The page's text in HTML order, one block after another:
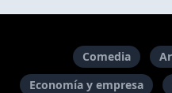
Comedia
Economía y empresa